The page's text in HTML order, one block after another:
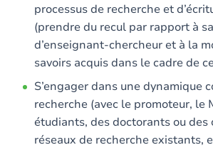
processus de recherche et
(prendre du recul par rapport à
d’enseignant-chercheur et à la
savoirs acquis dans le cadre de
S’engager dans une dynamique
recherche (avec le promoteur, le
étudiants, des doctorants ou des
réseaux de recherche existants,